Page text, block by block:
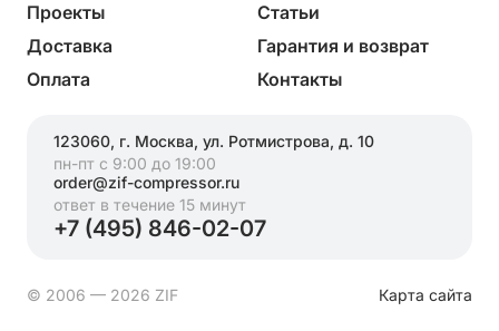
Проекты
Статьи
Доставка
Гарантия и возврат
Оплата
Контакты
123060, г. Москва, ул. Ротмистрова, д. 10
пн-пт с 9:00 до 19:00
order@zif-compressor.ru
ответ в течение 15 минут
+7 (495) 846-02-07
© 2006 — 2026 ZIF Карта сайта